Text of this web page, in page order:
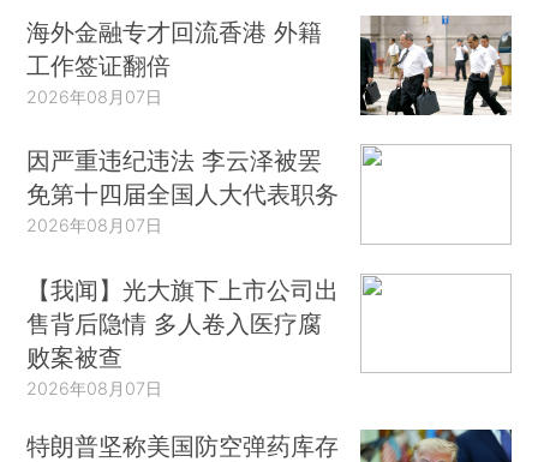
海外金融专才回流香港 外籍
工作签证翻倍
2026年08月07日
因严重违纪违法 李云泽被罢
免第十四届全国人大代表职务
2026年08月07日
【我闻】光大旗下上市公司出
售背后隐情 多人卷入医疗腐
败案被查
2026年08月07日
特朗普坚称美国防空弹药库存